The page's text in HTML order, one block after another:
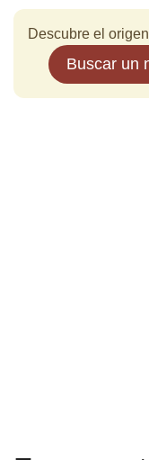
Descubre el
Buscar un